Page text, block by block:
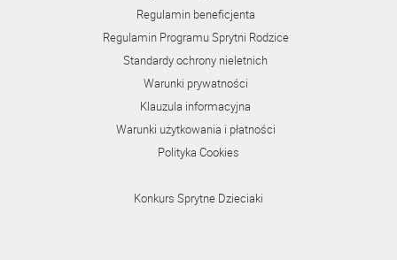
Regulamin beneficjenta
Regulamin Programu Sprytni Rodzice
Standardy ochrony nieletnich
Warunki prywatności
Klauzula informacyjna
Warunki użytkowania i płatności
Polityka Cookies
Konkurs Sprytne Dzieciaki